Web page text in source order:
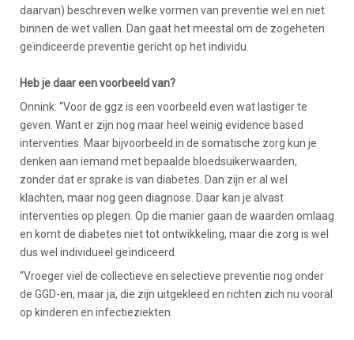
daarvan) beschreven welke vormen van preventie wel en niet
binnen de wet vallen. Dan gaat het meestal om de zogeheten
geïndiceerde preventie gericht op het individu.
Heb je daar een voorbeeld van?
Onnink: “Voor de ggz is een voorbeeld even wat lastiger te
geven. Want er zijn nog maar heel weinig evidence based
interventies. Maar bijvoorbeeld in de somatische zorg kun je
denken aan iemand met bepaalde bloedsuikerwaarden,
zonder dat er sprake is van diabetes. Dan zijn er al wel
klachten, maar nog geen diagnose. Daar kan je alvast
interventies op plegen. Op die manier gaan de waarden omlaag
en komt de diabetes niet tot ontwikkeling, maar die zorg is wel
dus wel individueel geïndiceerd.
“Vroeger viel de collectieve en selectieve preventie nog onder
de GGD-en, maar ja, die zijn uitgekleed en richten zich nu vooral
op kinderen en infectieziekten.